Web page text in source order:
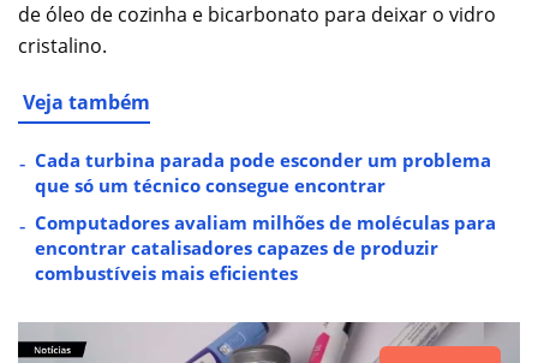
de óleo de cozinha e bicarbonato para deixar o vidro
cristalino.
Veja também
Cada turbina parada pode esconder um problema
que só um técnico consegue encontrar
Computadores avaliam milhões de moléculas para
encontrar catalisadores capazes de produzir
combustíveis mais eficientes